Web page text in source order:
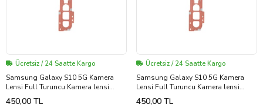
Ücretsiz / 24 Saatte Kargo
Samsung Galaxy S10 5G Kamera
Lensi Full Turuncu Kamera lensi
sade lens kamera camı kamera
merceği
450,00 TL
Ücretsiz / 24 Saatte Kargo
Samsung Galaxy S10 5G Kamera
Lensi Full Turuncu Kamera lensi
sade lens kamera camı kamera
merceği
450,00 TL